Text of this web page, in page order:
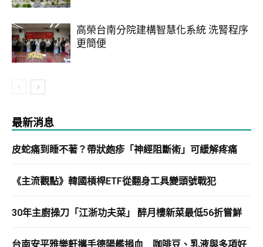
高榮台南分院建構智慧化系統 洗腎程序
更簡便
最新消息
皮蛇痛到睡不著？帶狀皰疹「神經阻斷術」可緩解疼痛
《主流觀點》韓國槓桿ETF從翻身工具變頭號戰犯
30年主廚操刀「江浙功夫菜」 醉月樓新菜最低56折嘗鮮
台南安平雅樂軒攜手德陽艦捐血 咖啡豆、乳液與多項好